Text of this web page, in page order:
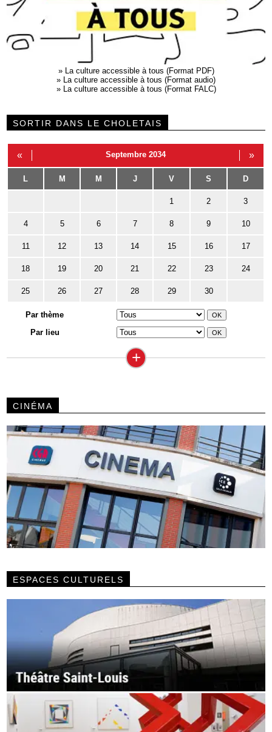
» La culture accessible à tous (Format PDF)
» La culture accessible à tous (Format audio)
» La culture accessible à tous (Format FALC)
SORTIR DANS LE CHOLETAIS
« Septembre 2034 »
L M M J V S D
1 2 3
4 5 6 7 8 9 10
11 12 13 14 15 16 17
18 19 20 21 22 23 24
25 26 27 28 29 30
Par thème
Par lieu
+
CINÉMA
ESPACES CULTURELS